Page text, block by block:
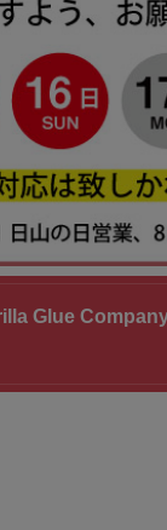
Glue